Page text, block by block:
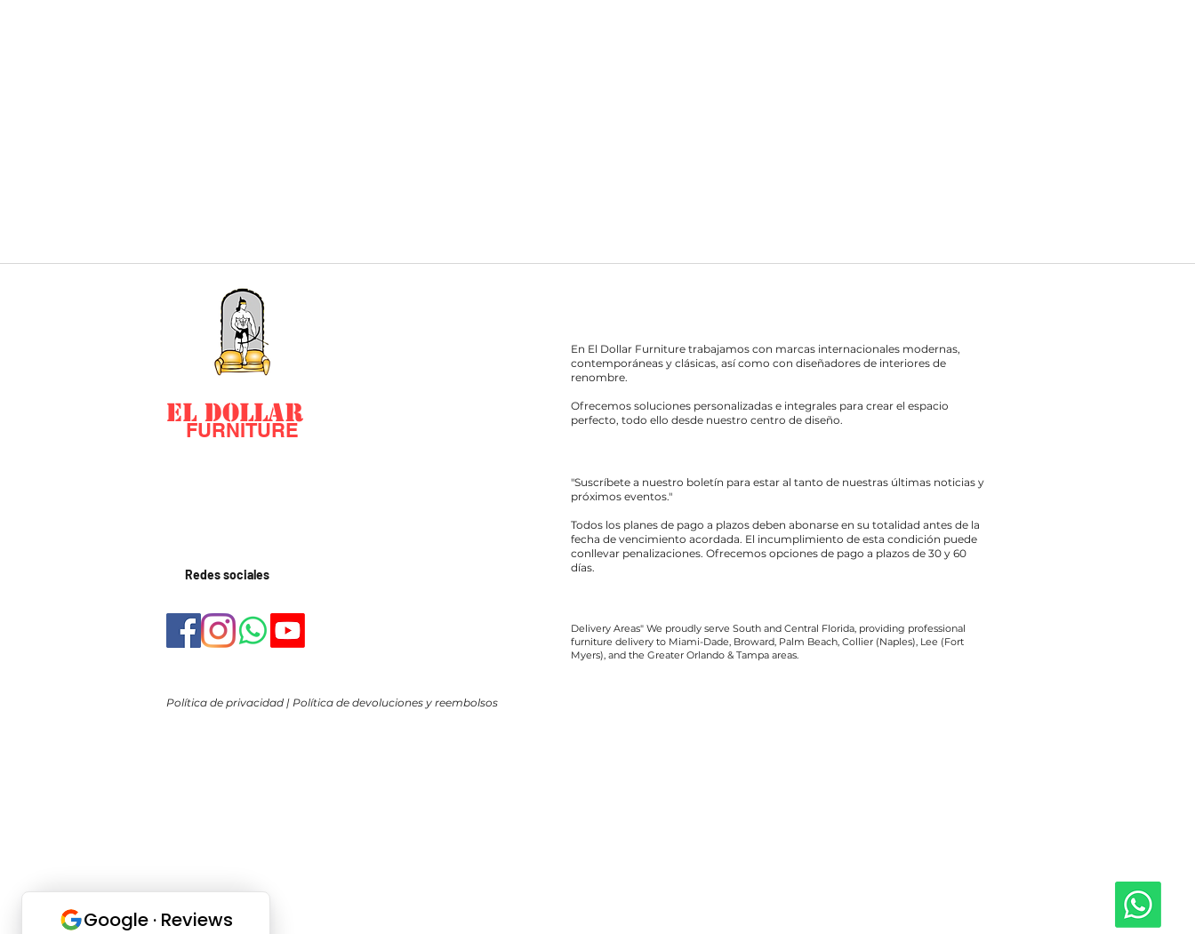
EL DOLLAR
FURNITURE
Redes sociales
En El Dollar Furniture trabajamos con marcas internacionales modernas,
contemporáneas y clásicas, así como con diseñadores de interiores de
renombre.
Ofrecemos soluciones personalizadas e integrales para crear el espacio
perfecto, todo ello desde nuestro centro de diseño.
"Suscríbete a nuestro boletín para estar al tanto de nuestras últimas noticias y
próximos eventos."
Todos los planes de pago a plazos deben abonarse en su totalidad antes de la
fecha de vencimiento acordada. El incumplimiento de esta condición puede
conllevar penalizaciones. Ofrecemos opciones de pago a plazos de 30 y 60
días.
Delivery Areas" We proudly serve South and Central Florida, providing professional
furniture delivery to Miami-Dade, Broward, Palm Beach, Collier (Naples), Lee (Fort
Myers), and the Greater Orlando & Tampa areas.
Política de privacidad | Política de devoluciones y reembolsos